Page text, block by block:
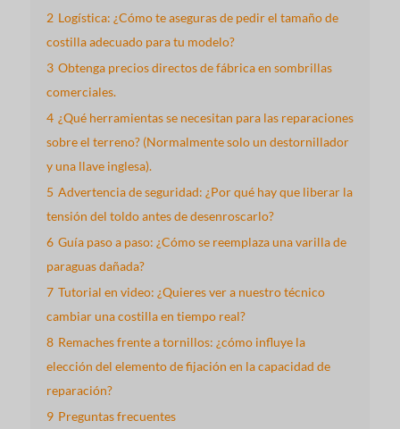
2 Logística: ¿Cómo te aseguras de pedir el tamaño de
costilla adecuado para tu modelo?
3 Obtenga precios directos de fábrica en sombrillas
comerciales.
4 ¿Qué herramientas se necesitan para las reparaciones
sobre el terreno? (Normalmente solo un destornillador
y una llave inglesa).
5 Advertencia de seguridad: ¿Por qué hay que liberar la
tensión del toldo antes de desenroscarlo?
6 Guía paso a paso: ¿Cómo se reemplaza una varilla de
paraguas dañada?
7 Tutorial en video: ¿Quieres ver a nuestro técnico
cambiar una costilla en tiempo real?
8 Remaches frente a tornillos: ¿cómo influye la
elección del elemento de fijación en la capacidad de
reparación?
9 Preguntas frecuentes